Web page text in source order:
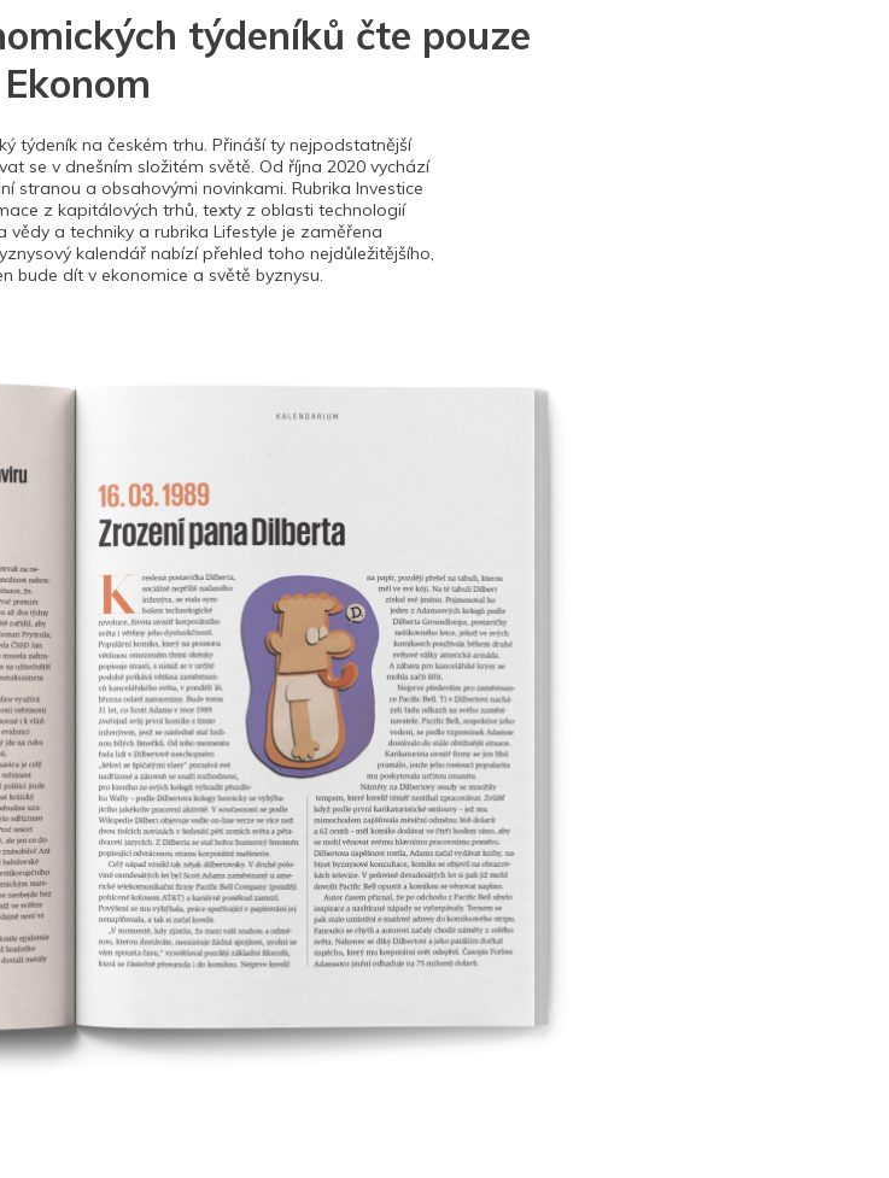
týdeníků čte pouze
Ekonom
týdeník na českém trhu. Přináší ty nejpodstatnější
se v dnešním složitém světě. Od října 2020 vychází
stranou a obsahovými novinkami. Rubrika Investice
z kapitálových trhů, texty z oblasti technologií
a techniky a rubrika Lifestyle je zaměřena
kalendář nabízí přehled toho nejdůležitějšího,
bude dít v ekonomice a světě byznysu.